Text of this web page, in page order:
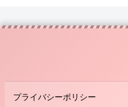
プライバシーポリシー